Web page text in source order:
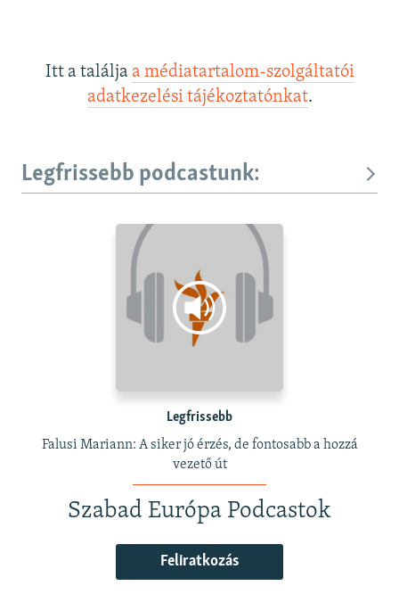
Itt a találja a médiatartalom-szolgáltatói
adatkezelési tájékoztatónkat.
Legfrissebb podcastunk:
Legfrissebb
Falusi Mariann: A siker jó érzés, de fontosabb a hozzá
vezető út
Szabad Európa Podcastok
Feliratkozás